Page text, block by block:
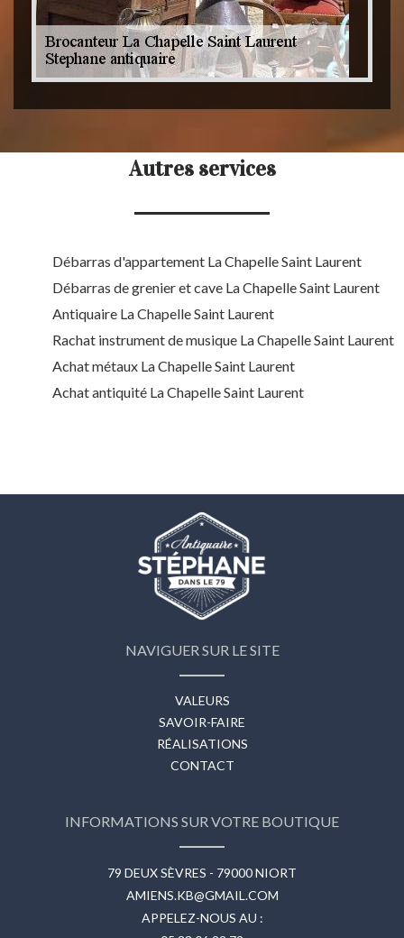
Autres services
Débarras d'appartement La Chapelle Saint Laurent
Débarras de grenier et cave La Chapelle Saint Laurent
Antiquaire La Chapelle Saint Laurent
Rachat instrument de musique La Chapelle Saint Laurent
Achat métaux La Chapelle Saint Laurent
Achat antiquité La Chapelle Saint Laurent
NAVIGUER SUR LE SITE
VALEURS
SAVOIR-FAIRE
RÉALISATIONS
CONTACT
INFORMATIONS SUR VOTRE BOUTIQUE
79 DEUX SÈVRES - 79000 NIORT
AMIENS.KB@GMAIL.COM
APPELEZ-NOUS AU :